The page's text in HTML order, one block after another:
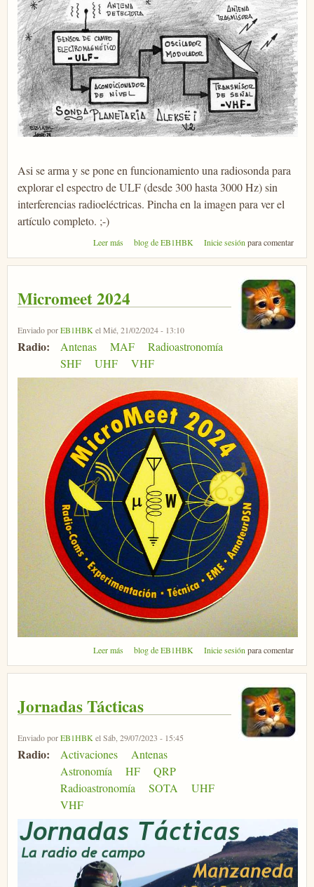
Asi se arma y se pone en funcionamiento una radiosonda para
explorar el espectro de ULF (desde 300 hasta 3000 Hz) sin
interferencias radioeléctricas. Pincha en la imagen para ver el
artículo completo. ;-)
Leer más sobre Radiosonda
blog de EB1HBK Inicie sesión para comentar
Micromeet 2024
Enviado porEB1HBK el Mié, 21/02/2024 - 13:10
Radio: Antenas MAF
Radioastronomía
SHF
UHF VHF
Leer más sobre Micromeet 2024
blog de EB1HBK Inicie sesión para comentar
Jornadas Tácticas
Enviado porEB1HBK el Sáb, 29/07/2023 - 15:45
Radio: Activaciones
Antenas
Astronomía
HF
QRP
Radioastronomía
SOTA
UHF
VHF